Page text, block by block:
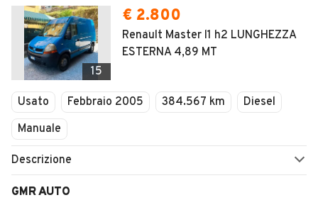
15
€ 2.800
Renault Master l1 h2 LUNGHEZZA
ESTERNA 4,89 MT
Usato Febbraio 2005 384.567 km
Diesel
Manuale
Descrizione
GMR AUTO